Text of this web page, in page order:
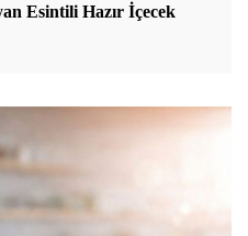
Esintili Hazır İçecek